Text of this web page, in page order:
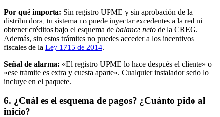
Por qué importa: Sin registro UPME y sin aprobación de la
distribuidora, tu sistema no puede inyectar excedentes a la red ni
obtener créditos bajo el esquema de balance neto de la CREG.
Además, sin estos trámites no puedes acceder a los incentivos
fiscales de la Ley 1715 de 2014.
Señal de alarma: «El registro UPME lo hace después el cliente» o
«ese trámite es extra y cuesta aparte». Cualquier instalador serio lo
incluye en el paquete.
6. ¿Cuál es el esquema de pagos? ¿Cuánto pido al
inicio?